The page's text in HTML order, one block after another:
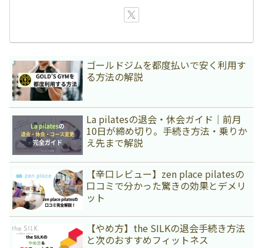
ゴールドジムを都度払いで安く利用す
る方法の解説
La pilatesの退会・休会ガイド｜前月
10日が締め切り。手続き方法・乗りか
え先まで解説
【辛口レビュー】zen place pilatesの
口コミで分かった驚きの効果とデメリ
ット
【やめ方】the SILKの退会手続き方法
と次のおすすめフィットネス